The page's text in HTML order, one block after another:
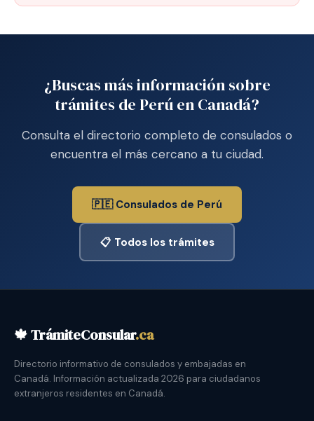
¿Buscas más información sobre
trámites de Perú en Canadá?
Consulta el directorio completo de consulados o
encuentra el más cercano a tu ciudad.
🇵🇪 Consulados de Perú
📋 Todos los trámites
🍁 TrámiteConsular.ca
Directorio informativo de consulados y embajadas en
Canadá. Información actualizada 2026 para ciudadanos
extranjeros residentes en Canadá.